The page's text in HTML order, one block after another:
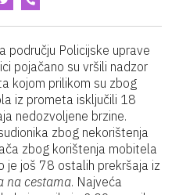
području Policijske uprave
pojačano su vršili nadzor
kojom prilikom su zbog
iz prometa isključili 18
nedozvoljene brzine.
zbog nekorištenja
zbog korištenja mobitela
je još 78 ostalih prekršaja iz
na cestama. Najveća